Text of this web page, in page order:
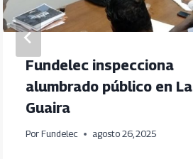
Fundelec inspecciona
alumbrado público en La
Guaira
Por Fundelec agosto 26, 2025